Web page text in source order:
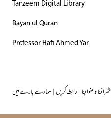
Tanzeem Digital Library
Bayan ul Quran
Professor Hafi Ahmed Yar
ہمارے بارے میں|رابطہ کریں|شرائط و ضوابط